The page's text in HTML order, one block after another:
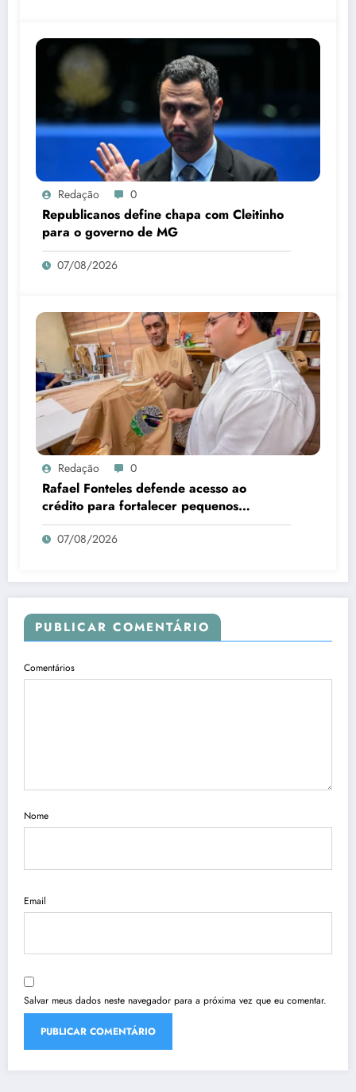
Redação 0
Republicanos define chapa com Cleitinho
para o governo de MG
07/08/2026
Redação 0
Rafael Fonteles defende acesso ao
crédito para fortalecer pequenos
negócios no Piauí
07/08/2026
PUBLICAR COMENTÁRIO
Comentários
Nome
Email
Salvar meus dados neste navegador para a próxima vez que eu comentar.